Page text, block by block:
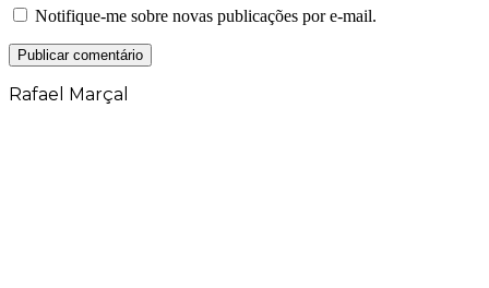
Notifique-me sobre novas publicações por e-mail.
Rafael Marçal